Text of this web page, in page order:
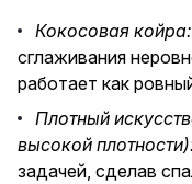
Кокосовая койра:
сглаживания
работает как
Плотный
высокой
задачей, сделав